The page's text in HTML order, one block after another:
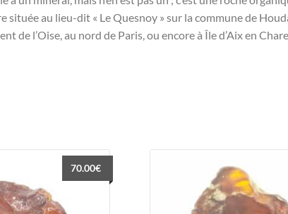
située au lieu-dit « Le Quesnoy » sur la commune de
de l’Oise, au nord de Paris, ou encore à Île d’Aix en
70.00€